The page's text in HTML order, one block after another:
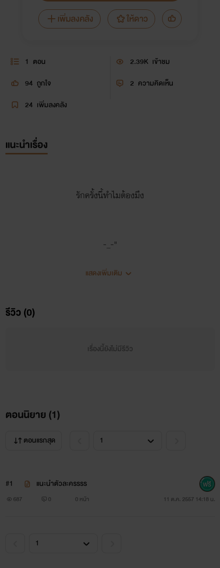
เพิ่มลงคลัง
ให้ดาว
1 ตอน 2.39K เข้าชม
94 ถูกใจ 2 ความคิดเห็น
24 เพิ่มลงคลัง
แนะนำเรื่อง
รักครั้งนี้ทำไมต้องมึง
-_-"
ไม่มีเงินตรา มงกุฏชฎาแม่เนื้อกลอย
พี่ไร้หน้าตาในสังคมไฮโซ
แสดงเพิ่มเติม
รีวิว (0)
เรื่องนี้ยังไม่มีรีวิว
ตอนนิยาย (1)
ตอนแรกสุด
#1 แนะนำตัวละครรรร
687 0 0 หน้า 11 ต.ค. 2557 14:18 น.